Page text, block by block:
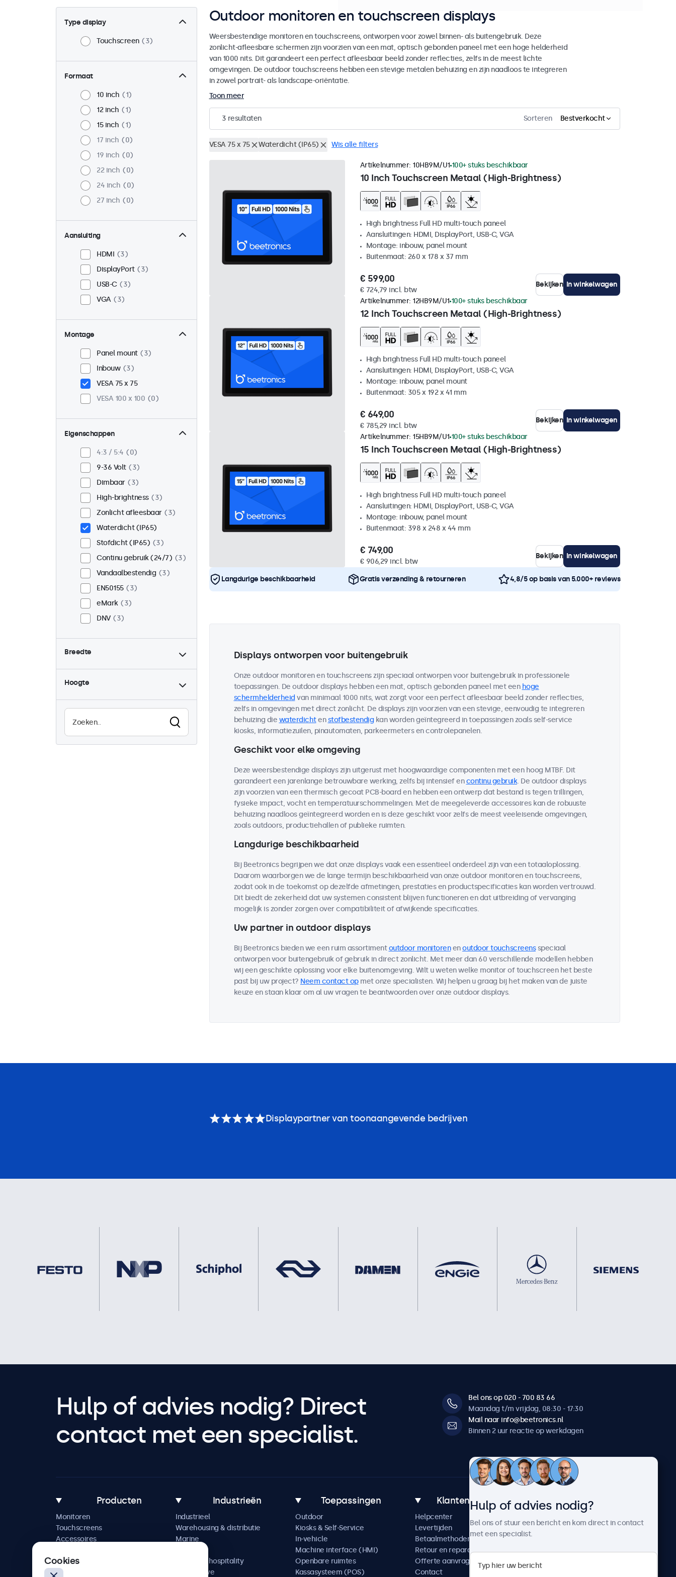
Type display
Touchscreen 3
Formaat
10 inch
1
12 inch
1
15 inch
1
17 inch
0
19 inch
0
22 inch
0
24 inch
0
27 inch
0
Aansluiting
HDMI
3
DisplayPort
3
USB-C
3
VGA
3
Montage
Panel mount
3
Inbouw
3
VESA 75 x 75
VESA 100 x 100
0
Eigenschappen
4:3 / 5:4
0
9-36 Volt
3
Dimbaar
3
High-brightness
3
Zonlicht afleesbaar
3
Waterdicht (IP65)
Stofdicht (IP65)
3
Continu gebruik (24/7)
3
Vandaalbestendig
3
EN50155
3
eMark
3
DNV
3
Breedte
Hoogte
Outdoor monitoren en touchscreen displays
Weersbestendige monitoren en touchscreens, ontworpen voor zowel binnen- als buitengebruik. Deze
zonlicht-afleesbare schermen zijn voorzien van een mat, optisch gebonden paneel met een hoge helderheid
van 1000 nits. Dit garandeert een perfect afleesbaar beeld zonder reflecties, zelfs in de meest lichte
omgevingen. De outdoor touchscreens hebben een stevige metalen behuizing en zijn naadloos te integreren
in zowel portrait- als landscape-oriëntatie.
Toon meer
3 resultaten Sorteren Bestverkocht
VESA 75 x 75 Waterdicht (IP65) Wis alle filters
10 Inch Touchscreen Metaal (High-Brightness)
Artikelnummer: 10HB9M/U1 100+ stuks beschikbaar
High brightness Full HD multi-touch paneel
Aansluitingen: HDMI, DisplayPort, USB-C, VGA
Montage: inbouw, panel mount
Buitenmaat: 260 x 178 x 37 mm
€ 599,00
€ 724,79 incl. btw
Bekijken In winkelwagen
12 Inch Touchscreen Metaal (High-Brightness)
Artikelnummer: 12HB9M/U1 100+ stuks beschikbaar
High brightness Full HD multi-touch paneel
Aansluitingen: HDMI, DisplayPort, USB-C, VGA
Montage: inbouw, panel mount
Buitenmaat: 305 x 192 x 41 mm
€ 649,00
€ 785,29 incl. btw
Bekijken In winkelwagen
15 Inch Touchscreen Metaal (High-Brightness)
Artikelnummer: 15HB9M/U1 100+ stuks beschikbaar
High brightness Full HD multi-touch paneel
Aansluitingen: HDMI, DisplayPort, USB-C, VGA
Montage: inbouw, panel mount
Buitenmaat: 398 x 248 x 44 mm
€ 749,00
€ 906,29 incl. btw
Bekijken In winkelwagen
Langdurige beschikbaarheid Gratis verzending & retourneren 4,8/5 op basis van 5.000+ reviews
Displays ontworpen voor buitengebruik
Onze outdoor monitoren en touchscreens zijn speciaal ontworpen voor buitengebruik in professionele
toepassingen. De outdoor displays hebben een mat, optisch gebonden paneel met een hoge
schermhelderheid van minimaal 1000 nits, wat zorgt voor een perfect afleesbaar beeld zonder reflecties,
zelfs in omgevingen met direct zonlicht. De displays zijn voorzien van een stevige, eenvoudig te integreren
behuizing die waterdichtenstofbestendig kan worden geïntegreerd in toepassingen zoals self-service
kiosks, informatiezuilen, pinautomaten, parkeermeters en controlepanelen.
Geschikt voor elke omgeving
Deze weersbestendige displays zijn uitgerust met hoogwaardige componenten met een hoog MTBF. Dit
garandeert een jarenlange betrouwbare werking, zelfs bij intensief encontinu gebruik. De outdoor displays
zijn voorzien van een thermisch gecoat PCB-board en hebben een ontwerp dat bestand is tegen trillingen,
fysieke impact, vocht en temperatuurschommelingen. Met de meegeleverde accessoires kan de robuuste
behuizing naadloos geïntegreerd worden en is deze geschikt voor zelfs de meest veeleisende omgevingen,
zoals outdoors, productiehallen of publieke ruimten.
Langdurige beschikbaarheid
Bij Beetronics begrijpen we dat onze displays vaak een essentieel onderdeel zijn van een totaaloplossing.
Daarom waarborgen we de lange termijn beschikbaarheid van onze outdoor monitoren en touchscreens,
zodat ook in de toekomst op dezelfde afmetingen, prestaties en productspecificaties kan worden vertrouwd.
Dit biedt de zekerheid dat uw systemen consistent blijven functioneren en dat uitbreiding of vervanging
mogelijk is zonder zorgen over compatibiliteit of afwijkende specificaties.
Uw partner in outdoor displays
Bij Beetronics bieden we een ruim assortimentoutdoor monitorenenoutdoor touchscreensspeciaal
ontworpen voor buitengebruik of gebruik in direct zonlicht. Met meer dan 60 verschillende modellen hebben
wij een geschikte oplossing voor elke buitenomgeving. Wilt u weten welke monitor of touchscreen het beste
past bij uw project? Neem contact opmet onze specialisten. Wij helpen u graag bij het maken van de juiste
keuze en staan klaar om al uw vragen te beantwoorden over onze outdoor displays.
Displaypartner van toonaangevende bedrijven
Hulp of advies nodig? Direct
contact met een specialist.
Bel ons op 020 - 700 83 66
Maandag t/m vrijdag, 08:30 - 17:30
Mail naar info@beetronics.nl
Binnen 2 uur reactie op werkdagen
Producten
Monitoren
Touchscreens
Accessoires
Industrieën
Industrieel
Warehousing & distributie
Marine
Horeca & hospitality
Automotive
Toepassingen
Outdoor
Kiosks & Self-Service
In-vehicle
Machine interface (HMI)
Openbare ruimtes
Kassasysteem (POS)
Klantenservice
Helpcenter
Levertijden
Betaalmethoden
Retour en reparatie
Offerte aanvragen
Contact
Over Beetronics
Nieuws en updates
Werken bij Beetronics
Algemene voorwaarden
Hulp of advies nodig?
Bel ons of stuur een bericht en kom direct in contact
met een specialist.
Cookies